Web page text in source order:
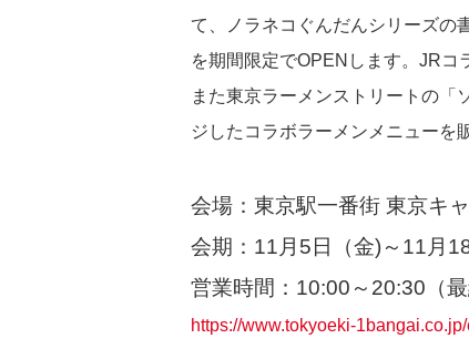
て、ノラネコぐんだんシリーズの
を期間限定でOPENします。JRコ
また東京ラーメンストリートの「
ジしたコラボラーメンメニューを
会場：東京駅一番街 東京キ
会期：11月5日（金)～11月
営業時間：10:00～20:30（
https://www.tokyoeki-